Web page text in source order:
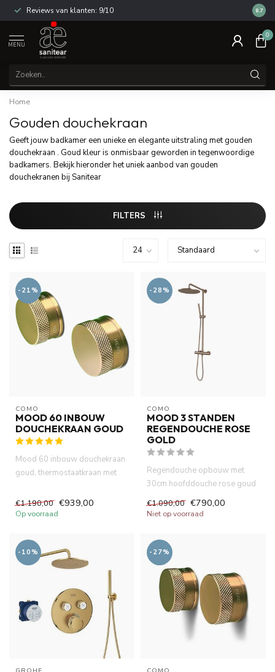
Reviews van klanten: 9/10 14
8.7
MENU
0
Home
Gouden douchekraan
Geeft jouw badkamer een unieke en elegante uitstraling met gouden
douchekraan . Goud kleur is onmisbaar geworden in tegenwoordige
badkamers. Bekijk hieronder het uniek aanbod van gouden
douchekranen bij Sanitear
FILTERS
-21%
COMO
MOOD 60 INBOUW
DOUCHEKRAAN GOUD
Mood 60 inbouw douchekraan
goud, thermostaatkraan met
€1.190,00 €939,00
Op voorraad
-28%
COMO
MOOD 3 STANDEN
REGENDOUCHE ROSE
GOLD
Regendouche opbouw met
30cm hoofddouche rose goud
douchemengkraa...
€1.090,00 €790,00
Niet op voorraad
-10% -27%